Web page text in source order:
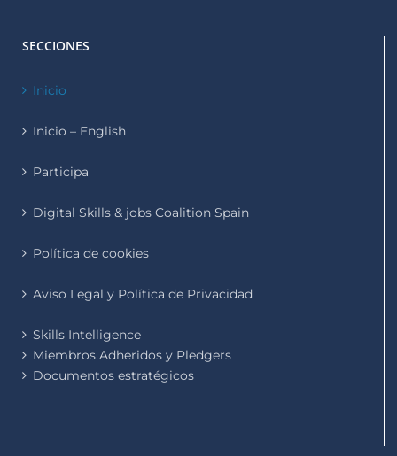
SECCIONES
Inicio
Inicio – English
Participa
Digital Skills & jobs Coalition Spain
Política de cookies
Aviso Legal y Política de Privacidad
Skills Intelligence
Miembros Adheridos y Pledgers
Documentos estratégicos